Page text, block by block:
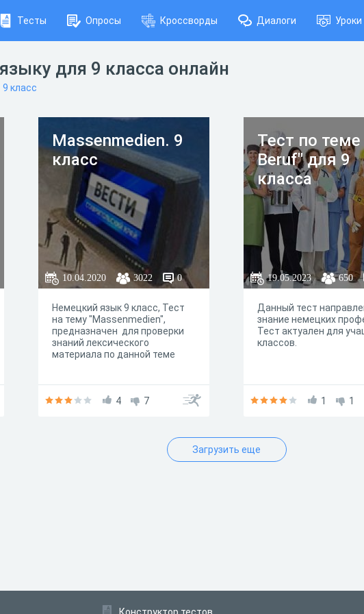
Тесты Опросы Кроссворды Диалоги Уроки
для 9 класса онлайн
9 класс
Massenmedien. 9
класс
10.04.2020 3022 0
Немецкий язык 9 класс, Тест
на тему "Massenmedien",
предназначен для проверки
знаний лексического
материала по данной теме
4 7
Тест по теме
Beruf" для 9
класса
19.05.2023 650
Данный тест
знание немецких
Тест актуален для
классов.
1 1
Загрузить еще